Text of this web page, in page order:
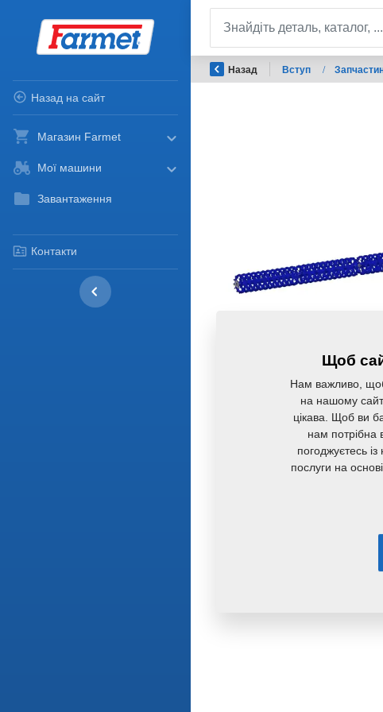
Назад на сайт
Магазин Farmet
Мої машини
Завантаження
Контакти
Назад Вступ /
Щоб
Нам важливо,
на нашому
цікава. Щоб ви
нам потрібна
погоджуєтесь
послуги на